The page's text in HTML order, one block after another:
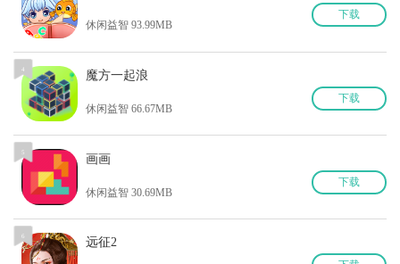
休闲益智 93.99MB
下载
4 魔方一起浪
休闲益智 66.67MB
下载
5 画画
休闲益智 30.69MB
下载
6 远征2